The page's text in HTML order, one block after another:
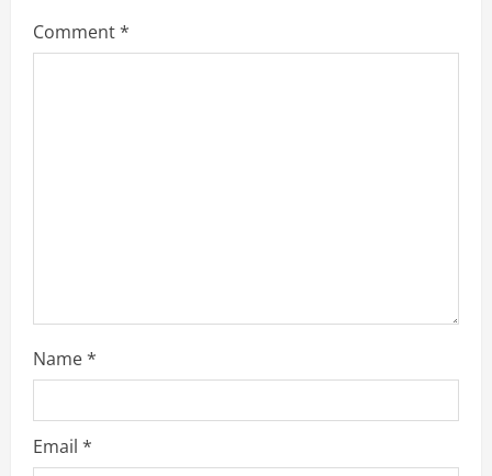
e
Comment*
Name*
Email *